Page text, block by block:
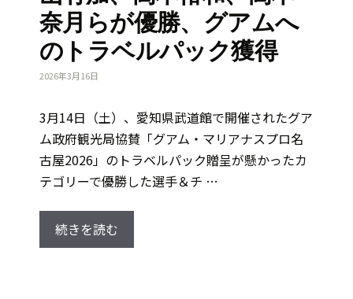
奈月らが優勝、グアムへ
のトラベルパック獲得
2026年3月16日
3月14日（土）、愛知県武道館で開催されたグア
ム政府観光局協賛「グアム・マリアナスプロ名
古屋2026」のトラベルパック贈呈が懸かったカ
テゴリーで優勝した選手＆チ …
続きを読む